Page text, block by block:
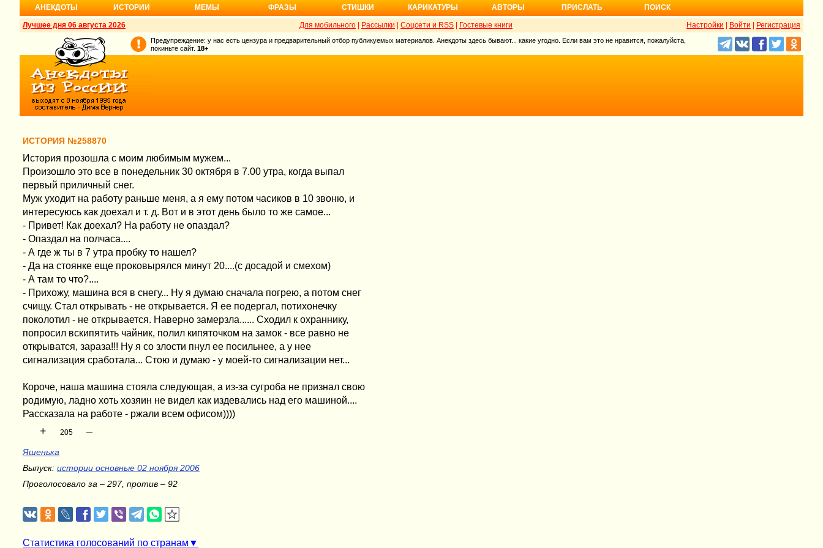
АНЕКДОТЫ ИСТОРИИ МЕМЫ ФРАЗЫ СТИШКИ КАРИКАТУРЫ АВТОРЫ ПРИСЛАТЬ ПОИСК
Лучшее дня 06 августа 2026 Настройки Войти Регистрация
Для мобильного Рассылки Соцсети и RSS Гостевые книги
Предупреждение: у нас есть цензура и предварительный отбор публикуемых материалов. Анекдоты здесь бывают... какие угодно. Если вам это не нравится, пожалуйста,
покиньте сайт. 18+
ИСТОРИЯ №258870
История прозошла с моим любимым мужем...
Произошло это все в понедельник 30 октября в 7.00 утра, когда выпал
первый приличный снег.
Муж уходит на работу раньше меня, а я ему потом часиков в 10 звоню, и
интересуюсь как доехал и т. д. Вот и в этот день было то же самое...
- Привет! Как доехал? На работу не опаздал?
- Опаздал на полчаса....
- А где ж ты в 7 утра пробку то нашел?
- Да на стоянке еще проковырялся минут 20....(с досадой и смехом)
- А там то что?....
- Прихожу, машина вся в снегу... Ну я думаю сначала погрею, а потом снег
счищу. Стал открывать - не открывается. Я ее подергал, потихонечку
поколотил - не открывается. Наверно замерзла...... Сходил к охраннику,
попросил вскипятить чайник, полил кипяточком на замок - все равно не
открыватся, зараза!!! Ну я со злости пнул ее посильнее, а у нее
сигнализация сработала... Стою и думаю - у моей-то сигнализации нет...
Короче, наша машина стояла следующая, а из-за сугроба не признал свою
родимую, ладно хоть хозяин не видел как издевались над его машиной....
Рассказала на работе - ржали всем офисом))))
+ 205 –
Яшенька
Выпуск: истории основные 02 ноября 2006
Проголосовало за – 297, против – 92
Статистика голосований по странам